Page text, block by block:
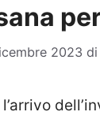
2023 di
l’arrivo